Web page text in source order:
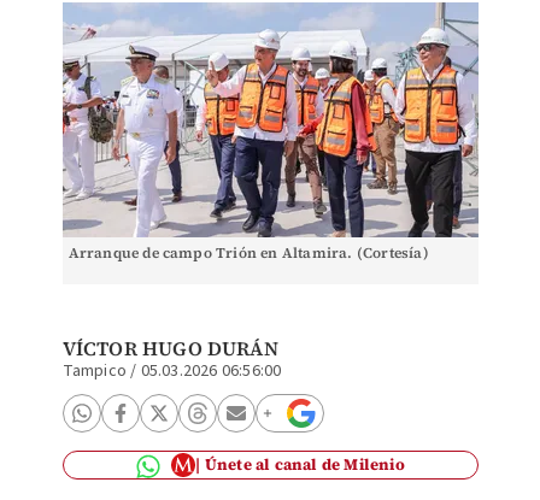
Arranque de campo Trión en Altamira. (Cortesía)
VÍCTOR HUGO DURÁN
Tampico / 05.03.2026 06:56:00
Únete al canal de Milenio